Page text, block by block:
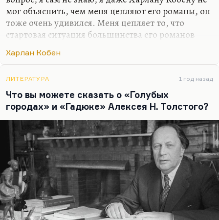
мог объяснить, чем меня цепляют его романы, он
тоже очень удивился. Меня цепляет то, что
стартовая ситуация большинства его романов
«Дураков нет») – это или внезапное исчезновение
Ребенок внезапно появляется на стоянке
парковки, а где он был, куда его родители
делись, – не понятно.
Меня вообще цепляют истории с тайнами, но,
если говорить серьезно, одна из самых больших
тайн, это как цветение в разные сроки, такой
приспособлительный механизм растения... Люди
исчезают из поля зрения…
Харлан Кобен
ЛИТЕРАТУРА 1 год назад
Что вы можете сказать о «Голубых
городах» и «Гадюке» Алексея Н. Толстого?